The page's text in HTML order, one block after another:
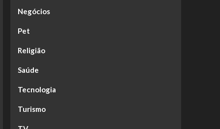
Negócios
Pet
Religião
Saúde
Tecnologia
Turismo